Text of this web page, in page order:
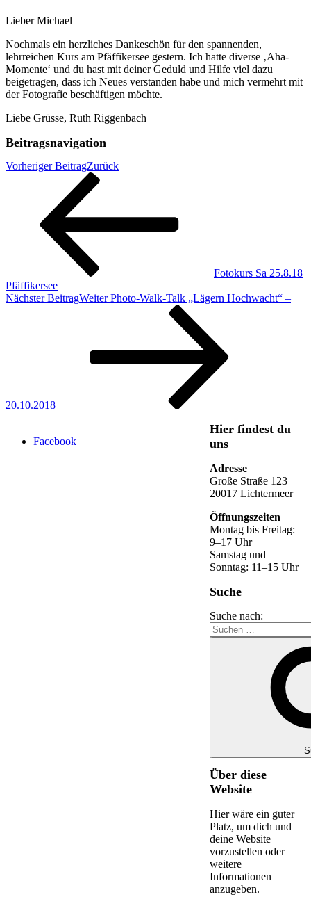
Lieber Michael
Nochmals ein herzliches Dankeschön für den spannenden,
lehrreichen Kurs am Pfäffikersee gestern. Ich hatte diverse ‚Aha-
Momente‘ und du hast mit deiner Geduld und Hilfe viel dazu
beigetragen, dass ich Neues verstanden habe und mich vermehrt mit
der Fotografie beschäftigen möchte.
Liebe Grüsse, Ruth Riggenbach
Beitragsnavigation
Vorheriger BeitragZurück
Fotokurs Sa 25.8.18
Pfäffikersee
Nächster BeitragWeiter Photo-Walk-Talk „Lägern Hochwacht“ –
20.10.2018
Hier findest du
uns
Adresse
Große Straße 123
20017 Lichtermeer
Öffnungszeiten
Montag bis Freitag:
9–17 Uhr
Samstag und
Sonntag: 11–15 Uhr
Suche
Suche nach:
Über diese
Website
Hier wäre ein guter
Platz, um dich und
deine Website
vorzustellen oder
weitere
Informationen
anzugeben.
Facebook